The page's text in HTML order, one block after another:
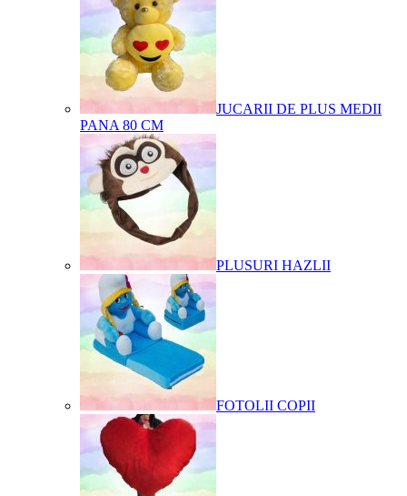
JUCARII DE PLUS MEDII
PANA 80 CM
PLUSURI HAZLII
FOTOLII COPII